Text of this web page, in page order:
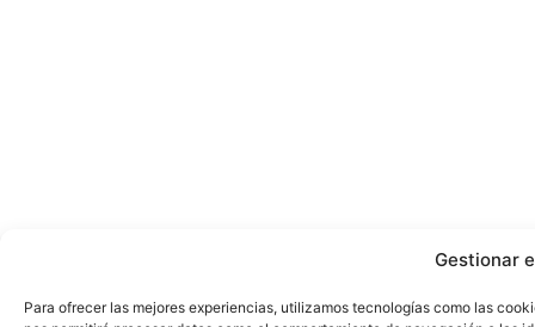
Gestionar
Para ofrecer las mejores experiencias, utilizamos tecnologías como las